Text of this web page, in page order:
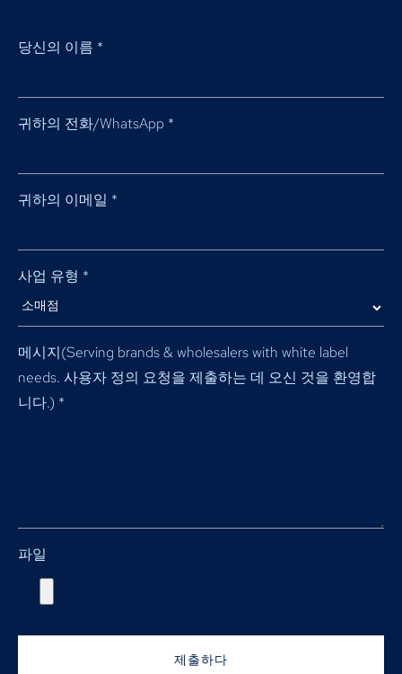
당신의 이름 *
귀하의 전화/WhatsApp *
귀하의 이메일 *
사업 유형 *
메시지(Serving brands & wholesalers with white label
needs. 사용자 정의 요청을 제출하는 데 오신 것을 환영합
니다.) *
파일
제출하다